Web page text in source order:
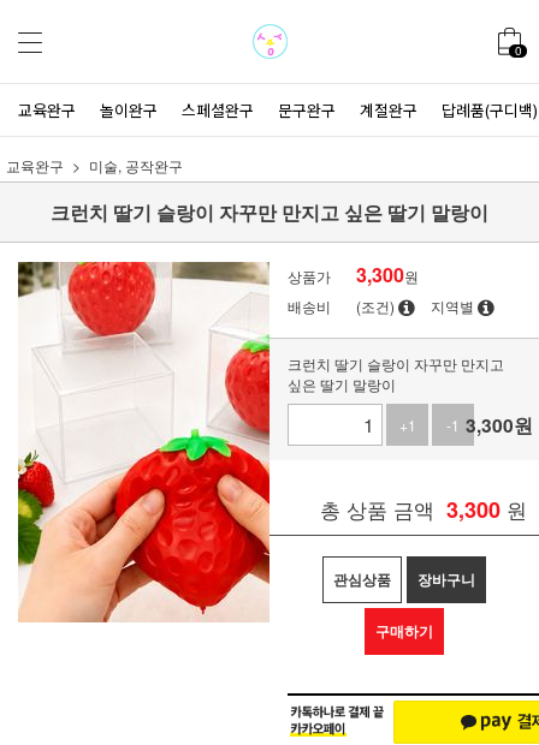
0
교육완구 놀이완구 스페셜완구 문구완구 계절완구 답례품(구디백)
교육완구 미술, 공작완구
크런치 딸기 슬랑이 자꾸만 만지고 싶은 딸기 말랑이
상품가 3,300원
배송비
(조건) 지역별
크런치 딸기 슬랑이 자꾸만 만지고
싶은 딸기 말랑이
+1
-1 3,300원
총 상품 금액 3,300 원
관심상품 장바구니
구매하기